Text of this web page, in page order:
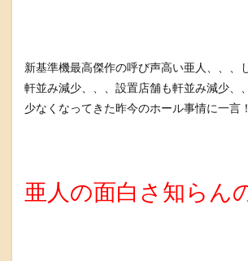
新基準機最高傑作の呼び声高い亜人、、、
軒並み減少、、、設置店舗も軒並み減少、
少なくなってきた昨今のホール事情に一言！
亜人の面白さ知らん